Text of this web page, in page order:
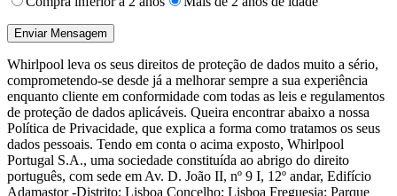
Whirlpool leva os seus direitos de proteção de dados muito a sério,
comprometendo-se desde já a melhorar sempre a sua experiência
enquanto cliente em conformidade com todas as leis e regulamentos
de proteção de dados aplicáveis. Queira encontrar abaixo a nossa
Política de Privacidade, que explica a forma como tratamos os seus
dados pessoais. Tendo em conta o acima exposto, Whirlpool
Portugal S.A., uma sociedade constituída ao abrigo do direito
português, com sede em Av. D. João II, nº 9 I, 12º andar, Edifício
Adamastor -Distrito: Lisboa Concelho: Lisboa Freguesia: Parque